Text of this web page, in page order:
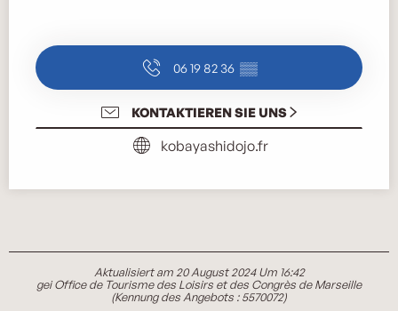
06 19 82 36 ▒▒
KONTAKTIEREN SIE UNS
kobayashidojo.fr
Aktualisiert am 20 August 2024 Um 16:42
gei Office de Tourisme des Loisirs et des Congrès de Marseille
(Kennung des Angebots :5570072)